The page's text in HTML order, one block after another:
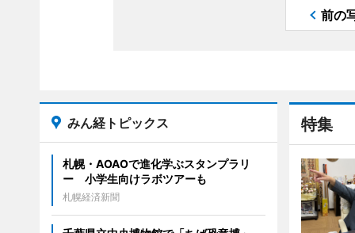
前の
特集
みん経トピックス
札幌・AOAOで進化学ぶスタンプラリ
ー 小学生向けラボツアーも
札幌経済新聞